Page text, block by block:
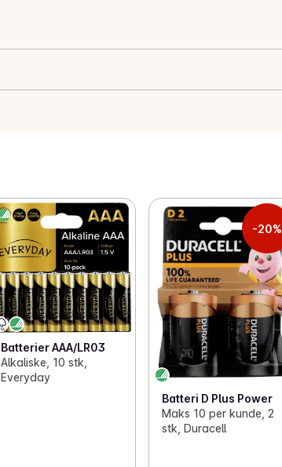
Batterier AAA/LR03
Alkaliske, 10 stk,
Everyday
-20%
Batteri D Plus Power
Maks 10 per kunde, 2
stk, Duracell